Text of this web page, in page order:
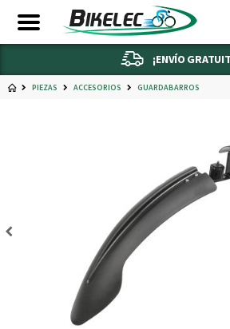
¡ENVÍO
PIEZAS ACCESORIOS GUARDABARROS